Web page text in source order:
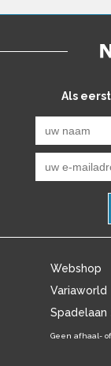
Als
Webshop
Variaworld
Spadelaan
Geen afhaal-